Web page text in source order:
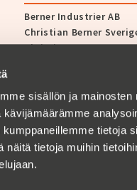
sisällön ja
tietoja
näitä tietoja muihin
Berner Industrier AB
Christian Berner Norge
Zander & Ingeström
Bullerbekämparen
Empakk AS
AB GF Swedenborg